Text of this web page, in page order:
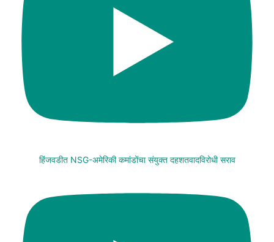
हिंजवडीत NSG-अमेरिकी कमांडोंचा संयुक्त दहशतवादविरोधी सराव